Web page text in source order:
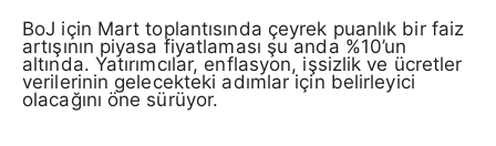
BoJ için Mart toplantısında çeyrek puanlık bir faiz
artışının piyasa fiyatlaması şu anda %10’un
altında. Yatırımcılar, enflasyon, işsizlik ve ücretler
verilerinin gelecekteki adımlar için belirleyici
olacağını öne sürüyor.